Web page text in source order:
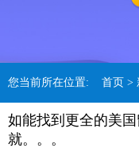
您当前所在位置: 首页 >
如能找到更全的美
就。。。